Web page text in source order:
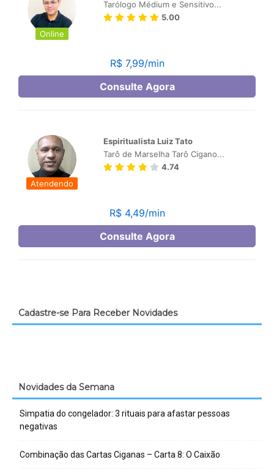
Cadastre-se Para Receber Novidades
Novidades da Semana
Simpatia do congelador: 3 rituais para afastar pessoas
negativas
Combinação das Cartas Ciganas – Carta 8: O Caixão